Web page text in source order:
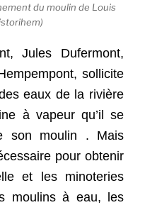
du moulin de Louis
Jules Dufermont,
sollicite
eaux de la rivière
à vapeur qu’il se
son moulin . Mais
pour obtenir
et les minoteries
moulins à eau, les